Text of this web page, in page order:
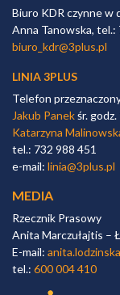
Biuro KDR czynne w
Anna Tanowska, tel.:
biuro_kdr@3plus.pl
LINIA 3PLUS
Telefon
Jakub Panekśr.
Katarzyna
tel.: 732 988 451
e-mail: linia@3plus.pl
MEDIA
Rzecznik Prasowy
Anita Marczułajtis –
E-mail:
tel.: 600 004 410